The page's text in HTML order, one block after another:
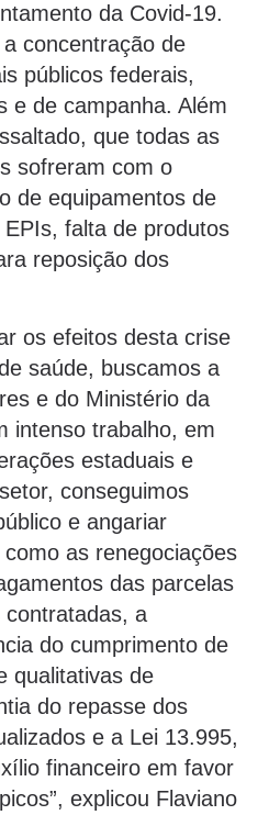
da Covid-19.
concentração de
públicos federais,
e de campanha. Além
que todas as
sofreram com o
de equipamentos de
falta de produtos
reposição dos
os efeitos desta crise
saúde, buscamos a
e do Ministério da
intenso trabalho, em
estaduais e
conseguimos
e angariar
as renegociações
das parcelas
contratadas, a
do cumprimento de
qualitativas de
do repasse dos
e a Lei 13.995,
financeiro em favor
explicou Flaviano